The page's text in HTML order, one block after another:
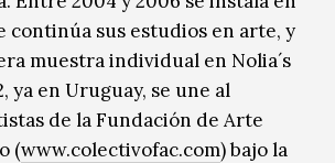
continúa sus estudios en arte, y
muestra individual en Nolia´s
ya en Uruguay, se une al
de la Fundación de Arte
(www.colectivofac.com) bajo la